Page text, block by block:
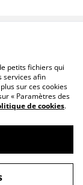
petits fichiers qui
services afin
sur ces cookies
« Paramètres des
de cookies.